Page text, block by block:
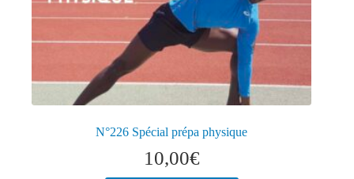
N°226 Spécial prépa physique
10,00€